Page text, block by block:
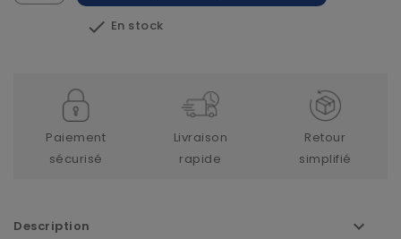
 En stock
Paiement
sécurisé
Livraison
rapide
Retour
simplifié
Description